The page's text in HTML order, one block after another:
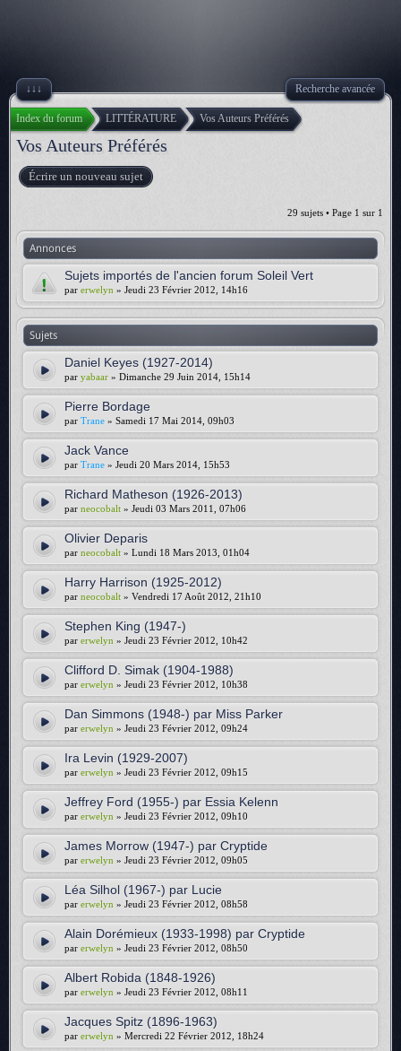
↓↓↓ Recherche avancée
Index du forum LITTÉRATURE Vos Auteurs Préférés
Vos Auteurs Préférés
Écrire un nouveau sujet
29 sujets • Page 1 sur 1
Annonces
Sujets importés de l'ancien forum Soleil Vert
par erwelyn » Jeudi 23 Février 2012, 14h16
Sujets
Daniel Keyes (1927-2014)
par yabaar » Dimanche 29 Juin 2014, 15h14
Pierre Bordage
par Trane » Samedi 17 Mai 2014, 09h03
Jack Vance
par Trane » Jeudi 20 Mars 2014, 15h53
Richard Matheson (1926-2013)
par neocobalt » Jeudi 03 Mars 2011, 07h06
Olivier Deparis
par neocobalt » Lundi 18 Mars 2013, 01h04
Harry Harrison (1925-2012)
par neocobalt » Vendredi 17 Août 2012, 21h10
Stephen King (1947-)
par erwelyn » Jeudi 23 Février 2012, 10h42
Clifford D. Simak (1904-1988)
par erwelyn » Jeudi 23 Février 2012, 10h38
Dan Simmons (1948-) par Miss Parker
par erwelyn » Jeudi 23 Février 2012, 09h24
Ira Levin (1929-2007)
par erwelyn » Jeudi 23 Février 2012, 09h15
Jeffrey Ford (1955-) par Essia Kelenn
par erwelyn » Jeudi 23 Février 2012, 09h10
James Morrow (1947-) par Cryptide
par erwelyn » Jeudi 23 Février 2012, 09h05
Léa Silhol (1967-) par Lucie
par erwelyn » Jeudi 23 Février 2012, 08h58
Alain Dorémieux (1933-1998) par Cryptide
par erwelyn » Jeudi 23 Février 2012, 08h50
Albert Robida (1848-1926)
par erwelyn » Jeudi 23 Février 2012, 08h11
Jacques Spitz (1896-1963)
par erwelyn » Mercredi 22 Février 2012, 18h24